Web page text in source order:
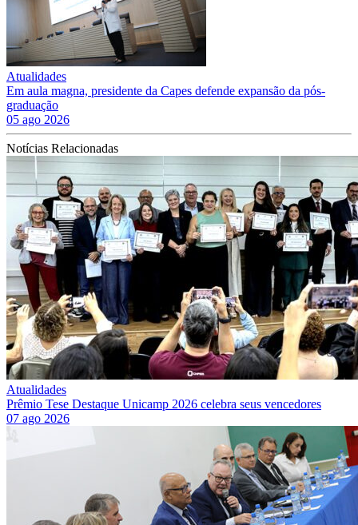
Atualidades
Em aula magna, presidente da Capes defende expansão da pós-
graduação
05 ago 2026
Notícias Relacionadas
Atualidades
Prêmio Tese Destaque Unicamp 2026 celebra seus vencedores
07 ago 2026